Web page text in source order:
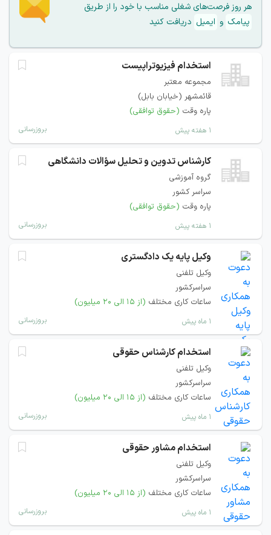
هر روز فرصت‌های شغلی مناسب با خود را از طریق
پیامک و ایمیل دریافت کنید
استخدام فیزیوتراپیست
مجموعه معتبر
قائمشهر (خیابان بابل)
پاره وقت (حقوق توافقی)
۱ هفته پیش بروزرسانی
کارشناس تدوین و تحلیل سؤالات دانشگاهی
گروه آموزشی
سراسر کشور
پاره وقت (حقوق توافقی)
۱ هفته پیش بروزرسانی
وکیل پایه یک دادگستری
وکیل تلفنی
سراسرکشور
ساعات کاری مختلف (از ۱۵ الی ۲۰ میلیون)
۱ ماه پیش بروزرسانی
استخدام کارشناس حقوقی
وکیل تلفنی
سراسرکشور
ساعات کاری مختلف (از ۱۵ الی ۲۰ میلیون)
۱ ماه پیش بروزرسانی
استخدام مشاور حقوقی
وکیل تلفنی
سراسرکشور
ساعات کاری مختلف (از ۱۵ الی ۲۰ میلیون)
۱ ماه پیش بروزرسانی